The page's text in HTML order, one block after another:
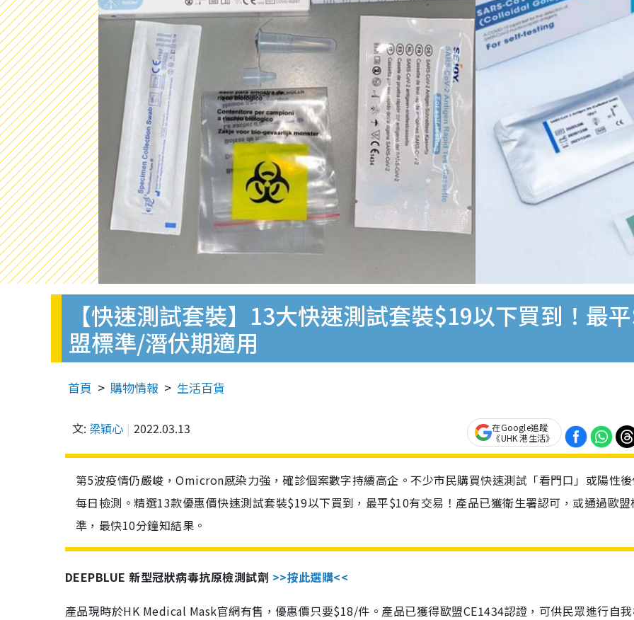
【快速測試套裝】13大快速測試套裝$19以下買到！最
盟標準/潛伏期適用
首頁 購物情報 生活百貨
文: 梁穎心 2022.03.13
在Google追蹤
《UHK 港生活》
第5波疫情仍嚴峻，Omicron感染力強，確診個案數字持續高企。不少市民購買快速測試「看門口」或陽性
每日檢測。精選13款優惠價快速測試套裝$19以下買到，最平$10有交易！產品已獲衛生署認可，或通過歐盟
準，最快10分鐘知結果。
DEEPBLUE 新型冠狀病毒抗原檢測試劑 >>按此選購<<
產品現時於HK Medical Mask官網有售，優惠價只要$18/件。產品已獲得歐盟CE1434認證，可供民眾進行自